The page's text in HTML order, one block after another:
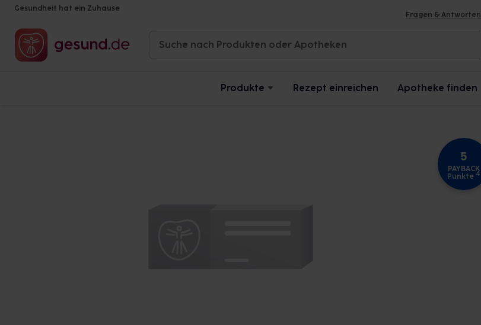
Gesundheit hat ein Zuhause
Fragen & Antworten
Produkte Rezept einreichen Apotheke finden
5
PAYBACK
Punkte 4